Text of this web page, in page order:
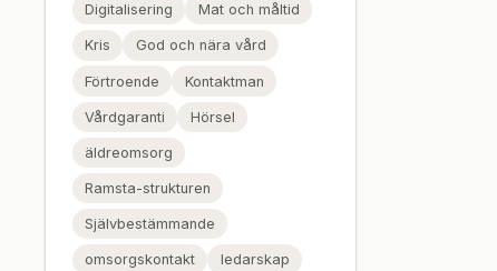
Digitalisering Mat och måltid
Kris God och nära vård
Förtroende Kontaktman
Vårdgaranti Hörsel
äldreomsorg
Ramsta-strukturen
Självbestämmande
omsorgskontakt ledarskap